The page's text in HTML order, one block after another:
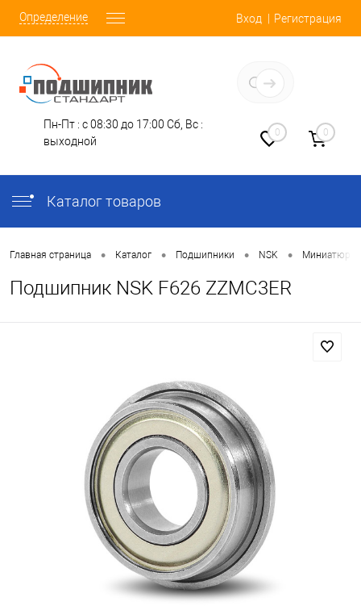
Определение Вход Регистрация
Пн-Пт : с 08:30 до 17:00 Сб, Вс :
выходной
0 0
Каталог товаров
Главная страница • Каталог • Подшипники • NSK •
Подшипник NSK F626 ZZMC3ER